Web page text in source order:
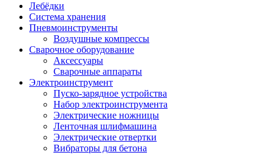
Лебёдки
Система хранения
Пневмоинструменты
Воздушные компрессы
Сварочное оборудование
Аксессуары
Сварочные аппараты
Электроинструмент
Пуско-зарядное устройства
Набор электроинструмента
Электрические ножницы
Ленточная шлифмашина
Электрические отвертки
Вибраторы для бетона